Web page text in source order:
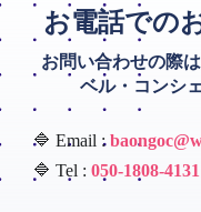
お電話での
お問い合わせの際
ベル・コンシ
🔷 Email :
🔷 Tel : 050-1808-4131